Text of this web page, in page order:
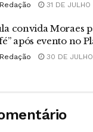
Redação 31 DE
convida Moraes
após evento no
Redação 30 DE